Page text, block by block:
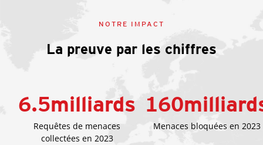
NOTRE IMPACT
La preuve par les chiffres
6.5milliards
Requêtes de menaces
collectées en 2023
160
Menaces bloquées en 2023